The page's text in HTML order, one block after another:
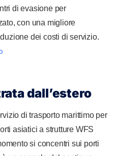
di evasione per
con una migliore
dei costi di servizio.
dall’estero
di trasporto marittimo per
asiatici a strutture WFS
si concentri sui porti